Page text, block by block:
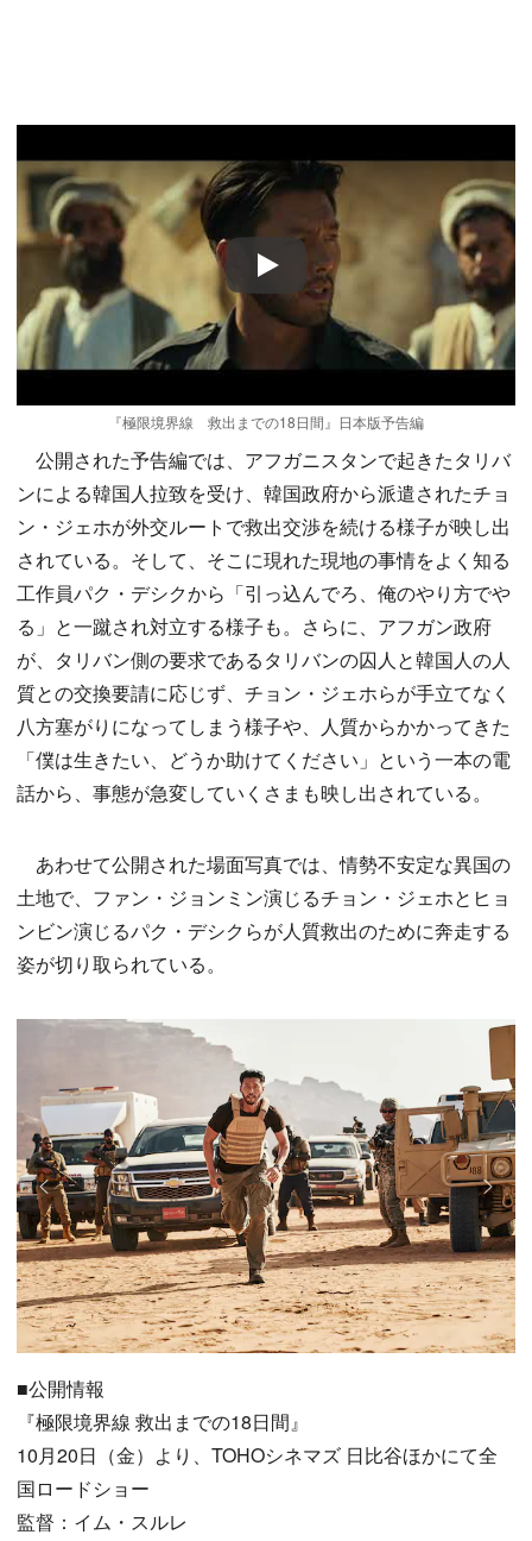
Play
『極限境界線 救出までの18日間』日本版予告編
公開された予告編では、アフガニスタンで起きたタリバ
ンによる韓国人拉致を受け、韓国政府から派遣されたチョ
ン・ジェホが外交ルートで救出交渉を続ける様子が映し出
されている。そして、そこに現れた現地の事情をよく知る
工作員パク・デシクから「引っ込んでろ、俺のやり方でや
る」と一蹴され対立する様子も。さらに、アフガン政府
が、タリバン側の要求であるタリバンの囚人と韓国人の人
質との交換要請に応じず、チョン・ジェホらが手立てなく
八方塞がりになってしまう様子や、人質からかかってきた
「僕は生きたい、どうか助けてください」という一本の電
話から、事態が急変していくさまも映し出されている。
あわせて公開された場面写真では、情勢不安定な異国の
土地で、ファン・ジョンミン演じるチョン・ジェホとヒョ
ンビン演じるパク・デシクらが人質救出のために奔走する
姿が切り取られている。
■公開情報
『極限境界線 救出までの18日間』
10月20日（金）より、TOHOシネマズ 日比谷ほかにて全
国ロードショー
監督：イム・スルレ